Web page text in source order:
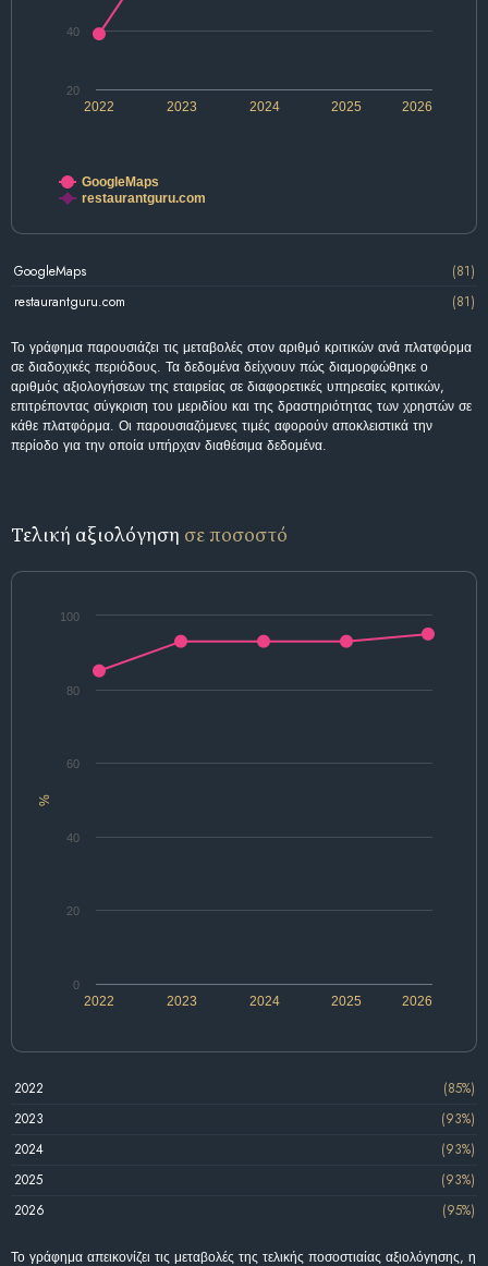
2022 2024 2026
2023 2025
20
40
GoogleMaps
restaurantguru.com
GoogleMaps
(81)
restaurantguru.com
(81)
Το γράφημα παρουσιάζει τις μεταβολές στον αριθμό κριτικών ανά πλατφόρμα
σε διαδοχικές περιόδους. Τα δεδομένα δείχνουν πώς διαμορφώθηκε ο
αριθμός αξιολογήσεων της εταιρείας σε διαφορετικές υπηρεσίες κριτικών,
επιτρέποντας σύγκριση του μεριδίου και της δραστηριότητας των χρηστών σε
κάθε πλατφόρμα. Οι παρουσιαζόμενες τιμές αφορούν αποκλειστικά την
περίοδο για την οποία υπήρχαν διαθέσιμα δεδομένα.
Τελική αξιολόγηση σε ποσοστό
%
2022 2024 2026
2023 2025
0
20
40
60
80
100
2022
(85%)
2023
(93%)
2024
(93%)
2025
(93%)
2026
(95%)
Το γράφημα απεικονίζει τις μεταβολές της τελικής ποσοστιαίας αξιολόγησης, η